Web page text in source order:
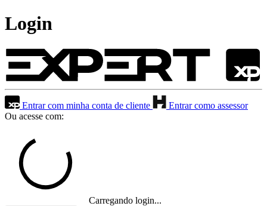
Login
Entrar com minha conta de cliente
Entrar como assessor
Ou acesse com:
Carregando login...